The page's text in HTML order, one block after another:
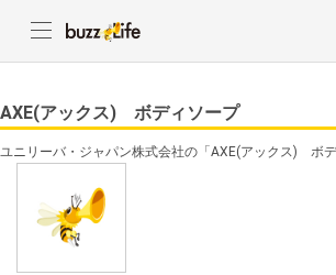
AXE(アックス) ボディソープ
ユニリーバ・ジャパン株式会社の「AXE(アックス) ボ